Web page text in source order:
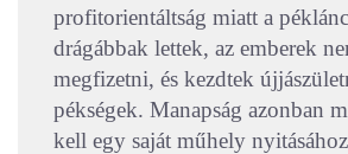
profitorientáltság miatt a
drágábbak lettek, az emberek
megfizetni, és kezdtek
pékségek. Manapság azonban
kell egy saját műhely